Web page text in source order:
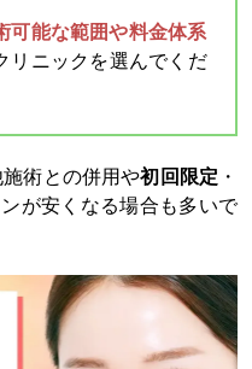
可能な範囲や料金体系
リニックを選んでくだ
術との併用や初回限定 ・
が安くなる場合も多いで